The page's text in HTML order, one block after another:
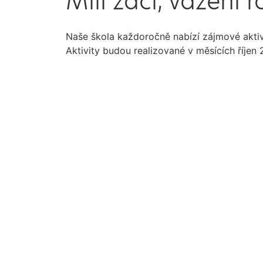
Naše škola každoročně nabízí zájmové
Aktivity budou realizované v měsících říjen